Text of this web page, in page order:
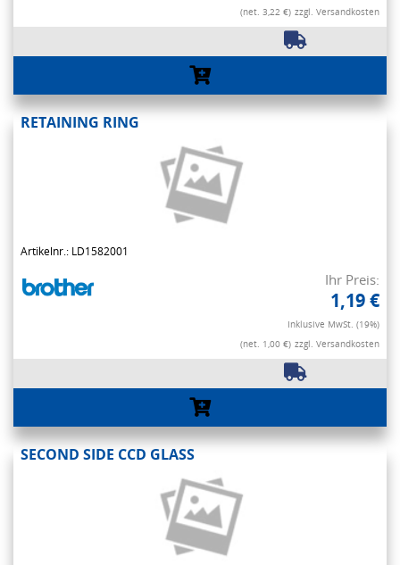
(net. 3,22 €) zzgl. Versandkosten
RETAINING RING
Artikelnr.: LD1582001
Ihr Preis:
1,19 €
Inklusive MwSt. (19%)
(net. 1,00 €) zzgl. Versandkosten
SECOND SIDE CCD GLASS